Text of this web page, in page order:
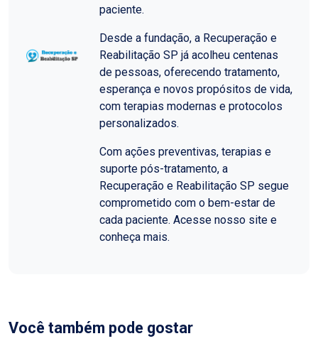
paciente.
Desde a fundação, a Recuperação e
Reabilitação SP já acolheu centenas
de pessoas, oferecendo tratamento,
esperança e novos propósitos de vida,
com terapias modernas e protocolos
personalizados.
Com ações preventivas, terapias e
suporte pós-tratamento, a
Recuperação e Reabilitação SP segue
comprometido com o bem-estar de
cada paciente. Acesse nosso site e
conheça mais.
Você também pode gostar